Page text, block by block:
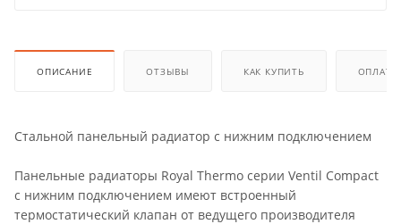
ОПИСАНИЕ ОТЗЫВЫ КАК КУПИТЬ ОПЛАТА
Стальной панельный радиатор с нижним подключением
Панельные радиаторы Royal Thermo серии Ventil Compact
с нижним подключением имеют встроенный
термостатический клапан от ведущего производителя